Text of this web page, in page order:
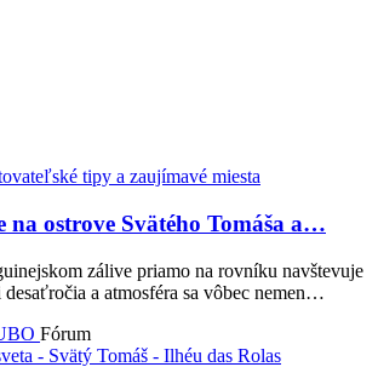
na ostrove Svätého Tomáša a…
zálive priamo na rovníku navštevuje
a atmosféra sa vôbec nemen…
Fórum